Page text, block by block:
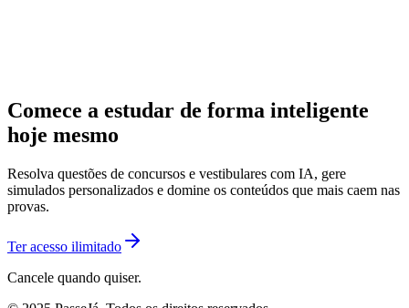
Comece a estudar de forma inteligente
hoje mesmo
Resolva questões de concursos e vestibulares com IA, gere
simulados personalizados e domine os conteúdos que mais caem nas
provas.
Ter acesso ilimitado
Cancele quando quiser.